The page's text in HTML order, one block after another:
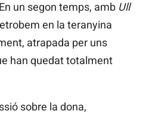
un segon temps, amb Ull
en la teranyina
atrapada per uns
han quedat totalment
sobre la dona,